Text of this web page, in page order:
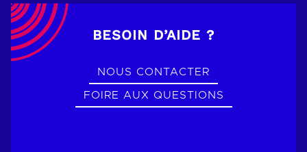
BESOIN D’AIDE ?
NOUS CONTACTER
FOIRE AUX QUESTIONS